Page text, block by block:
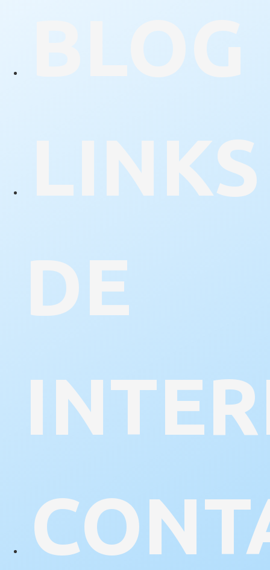
BLOG
LINKS
DE